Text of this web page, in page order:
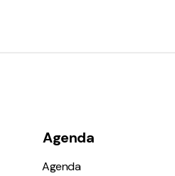
Agenda
Agenda